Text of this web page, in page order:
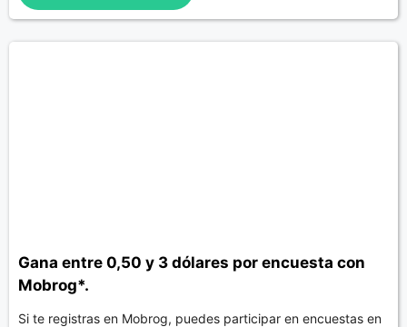
Gana entre 0,50 y 3 dólares por encuesta con
Mobrog*.
Si te registras en Mobrog, puedes participar en encuestas en